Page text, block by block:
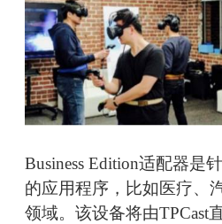
Business Edition适配器是
的应用程序，比如医疗、
领域。该设备将由TPCast